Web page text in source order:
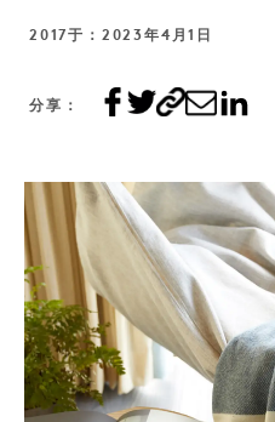
2017于：2023年4月1日
分享：